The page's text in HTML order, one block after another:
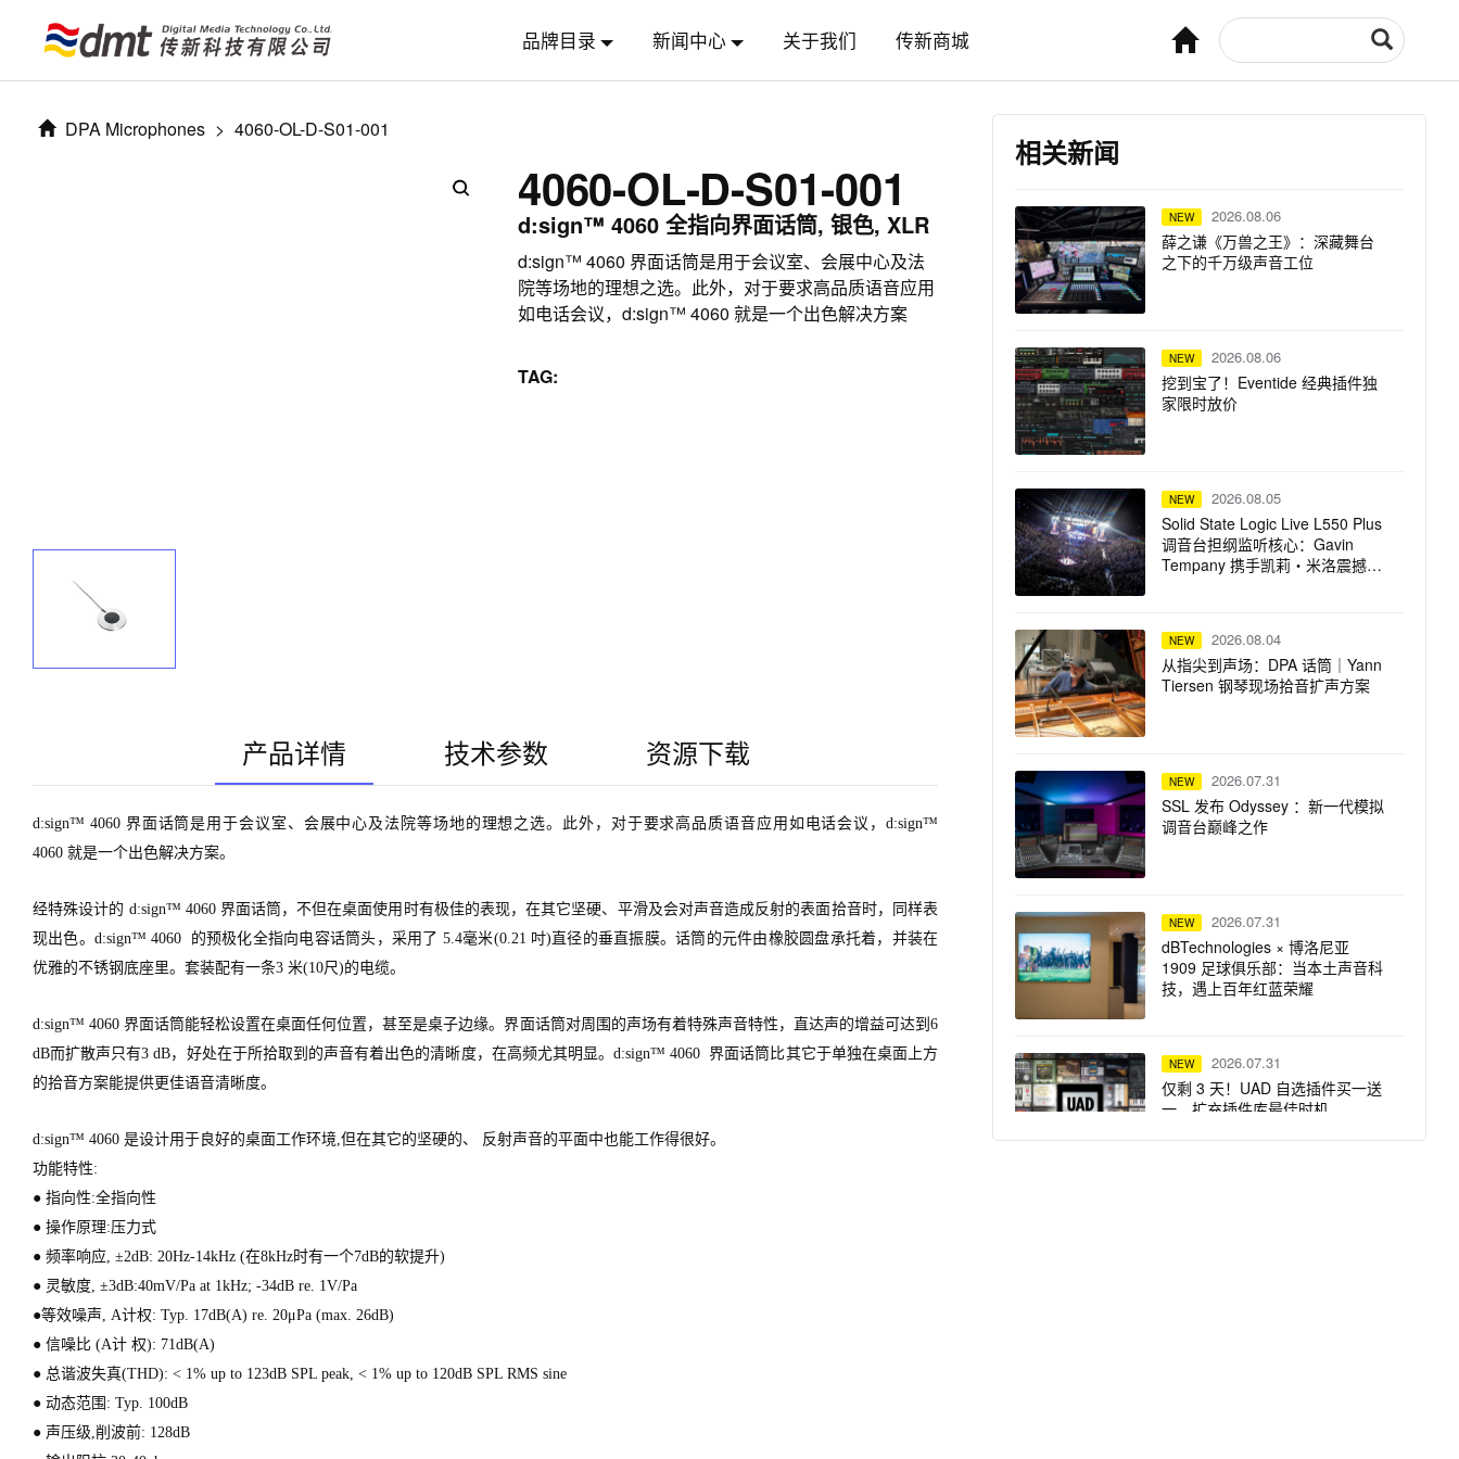
品牌目录 新闻中心 关于我们 传新商城
DPA Microphones > 4060-OL-D-S01-001
4060-OL-D-S01-001
d:sign™ 4060 全指向界面话筒, 银色, XLR
d:sign™ 4060 界面话筒是用于会议室、会展中心及法
院等场地的理想之选。此外，对于要求高品质语音应用
如电话会议，d:sign™ 4060 就是一个出色解决方案
TAG:
产品详情 技术参数 资源下载
d:sign™ 4060 界面话筒是用于会议室、会展中心及法院等场地的理想之选。此外，对于要求高品质语音应用如电话会议，d:sign™
4060 就是一个出色解决方案。
经特殊设计的 d:sign™ 4060 界面话筒，不但在桌面使用时有极佳的表现，在其它坚硬、平滑及会对声音造成反射的表面拾音时，同样表
现出色。d:sign™ 4060 的预极化全指向电容话筒头，采用了 5.4毫米(0.21 吋)直径的垂直振膜。话筒的元件由橡胶圆盘承托着，并装在
优雅的不锈钢底座里。套装配有一条3 米(10尺)的电缆。
d:sign™ 4060 界面话筒能轻松设置在桌面任何位置，甚至是桌子边缘。界面话筒对周围的声场有着特殊声音特性，直达声的增益可达到6
dB而扩散声只有3 dB，好处在于所拾取到的声音有着出色的清晰度，在高频尤其明显。d:sign™ 4060 界面话筒比其它于单独在桌面上方
的拾音方案能提供更佳语音清晰度。
d:sign™ 4060 是设计用于良好的桌面工作环境,但在其它的坚硬的、 反射声音的平面中也能工作得很好。
功能特性:
● 指向性:全指向性
● 操作原理:压力式
● 频率响应, ±2dB: 20Hz-14kHz (在8kHz时有一个7dB的软提升)
● 灵敏度, ±3dB:40mV/Pa at 1kHz; -34dB re. 1V/Pa
●等效噪声, A计权: Typ. 17dB(A) re. 20μPa (max. 26dB)
● 信噪比 (A计 权): 71dB(A)
● 总谐波失真(THD): < 1% up to 123dB SPL peak, < 1% up to 120dB SPL RMS sine
● 动态范围: Typ. 100dB
● 声压级,削波前: 128dB
相关新闻
NEW 2026.08.06
薛之谦《万兽之王》：深藏舞台
之下的千万级声音工位
NEW 2026.08.06
挖到宝了！Eventide 经典插件独
家限时放价
NEW 2026.08.05
Solid State Logic Live L550 Plus
调音台担纲监听核心：Gavin
Tempany 携手凯莉・米洛震撼巡
NEW 2026.08.04
从指尖到声场：DPA 话筒｜Yann
Tiersen 钢琴现场拾音扩声方案
NEW 2026.07.31
SSL 发布 Odyssey ：新一代模拟
调音台巅峰之作
NEW 2026.07.31
dBTechnologies × 博洛尼亚
1909 足球俱乐部：当本土声音科
技，遇上百年红蓝荣耀
NEW 2026.07.31
仅剩 3 天！UAD 自选插件买一送
一，扩充插件库最佳时机